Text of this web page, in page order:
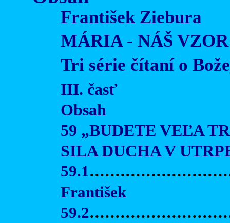
František Ziebura
MÁRIA - NÁŠ VZOR
Tri série čítaní o
III. časť
Obsah
59 „BUDETE VEĽA
SILA DUCHA V
59.1
František
59.2